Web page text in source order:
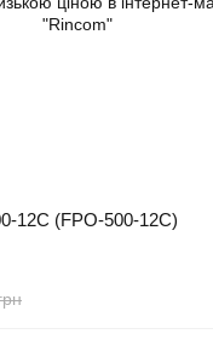
12C (FPO-500-12C)